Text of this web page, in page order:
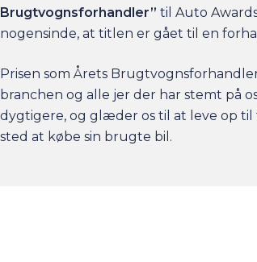
Brugtvognsforhandler” til Auto
nogensinde, at titlen er gået til en
Prisen som Årets
branchen og alle jer der har stemt på
dygtigere, og glæder os til at leve op
sted at købe sin brugte bil.